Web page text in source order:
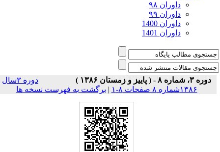
داوران ۹۸
داوران ۹۹
داوران 1400
داوران 1401
دوره ۳، شماره ۸ - ( پاییز و زمستان ۱۳۸۶ )
دوره ۳سال
۱۳۸۶شماره ۸ صفحات ۸-۱
| برگشت به فهرست نسخه ها